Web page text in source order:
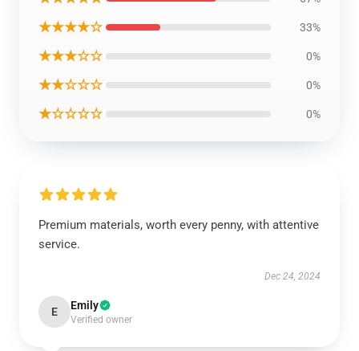
★★★★☆ 33%
★★★☆☆ 0%
★★☆☆☆ 0%
★☆☆☆☆ 0%
Premium materials, worth every penny, with attentive
service.
Dec 24, 2024
E Emily
Verified owner